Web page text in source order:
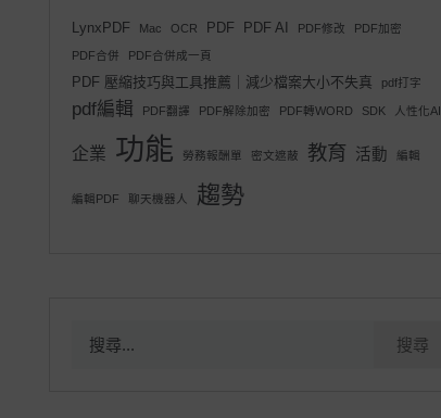
LynxPDF Mac OCR PDF PDF AI PDF修改 PDF加密
PDF合併 PDF合併成一頁
PDF 壓縮技巧與工具推薦｜減少檔案大小不失真 pdf打字
pdf編輯 PDF翻譯 PDF解除加密 PDF轉WORD SDK 人性化AI
企業 功能 勞務報酬單 密文遮蔽 教育 活動 編輯
編輯PDF 聊天機器人 趨勢